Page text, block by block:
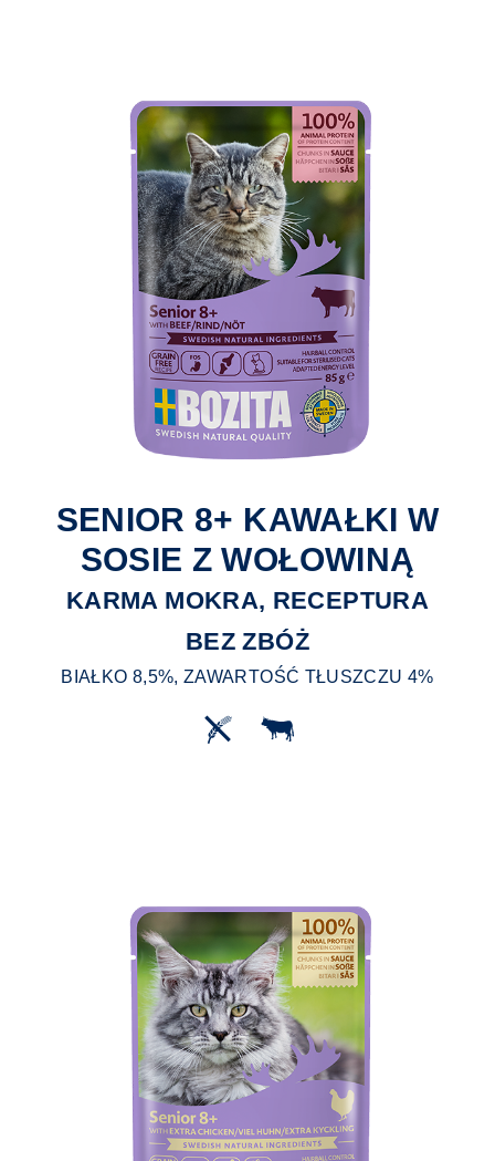
SENIOR 8+ KAWAŁKI W
SOSIE Z WOŁOWINĄ
KARMA MOKRA, RECEPTURA
BEZ ZBÓŻ
BIAŁKO 8,5%, ZAWARTOŚĆ TŁUSZCZU 4%